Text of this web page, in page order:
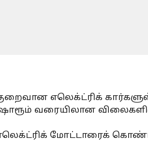
எலெக்ட்ரிக் கார்களுள்
வரையிலான
மோட்டாரைக்